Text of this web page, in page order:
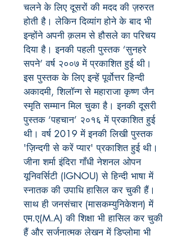
चलने के लिए दूसरों की मदद की ज़रुरत
होती है। लेकिन दिव्यांग होने के बाद भी
इन्होंने अपनी क़लम से हौसले का परिचय
दिया है। इनकी पहली पुस्तक ‘सुनहरे
सपने’ वर्ष २००७ में प्रकाशित हुई थी।
इस पुस्तक के लिए इन्हें पूर्वोत्तर हिन्दी
अकादमी, शिलॉन्ग से महाराजा कृष्ण जैन
स्मृति सम्मान मिल चुका है। इनकी दूसरी
पुस्तक ‘पहचान’ २०१६ में प्रकाशित हुई
थी। वर्ष 2019 में इनकी लिखी पुस्तक
'ज़िन्दगी से करें प्यार' प्रकाशित हुई थी।
जीना शर्मा इंदिरा गाँधी नेशनल ओपन
यूनिवर्सिटी (IGNOU) से हिन्दी भाषा में
स्नातक की उपाधि हासिल कर चुकी हैं।
साथ ही जनसंचार (मासकम्युनिकेशन) में
एम.ए(M.A) की शिक्षा भी हासिल कर चुकी
हैं और सर्जनात्मक लेखन में डिप्लोमा भी